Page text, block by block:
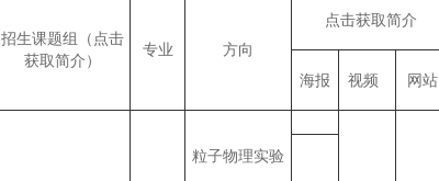
招生课题组
（点击
获取简介）
专业 方向
点击获取简介
海报 视频 网站
粒子物理实验